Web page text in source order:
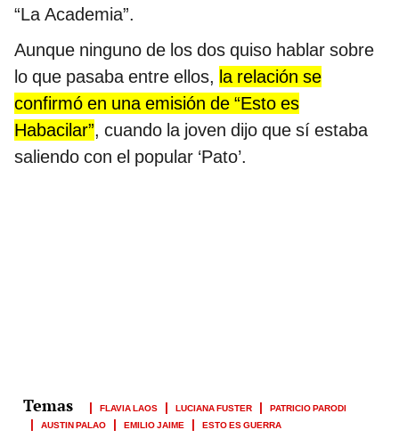
“La Academia”.
Aunque ninguno de los dos quiso hablar sobre
lo que pasaba entre ellos, la relación se
confirmó en una emisión de “Esto es
Habacilar”, cuando la joven dijo que sí estaba
saliendo con el popular ‘Pato’.
FLAVIA LAOS LUCIANA FUSTER
PATRICIO PARODI
AUSTIN PALAO
EMILIO JAIME ESTO ES GUERRA